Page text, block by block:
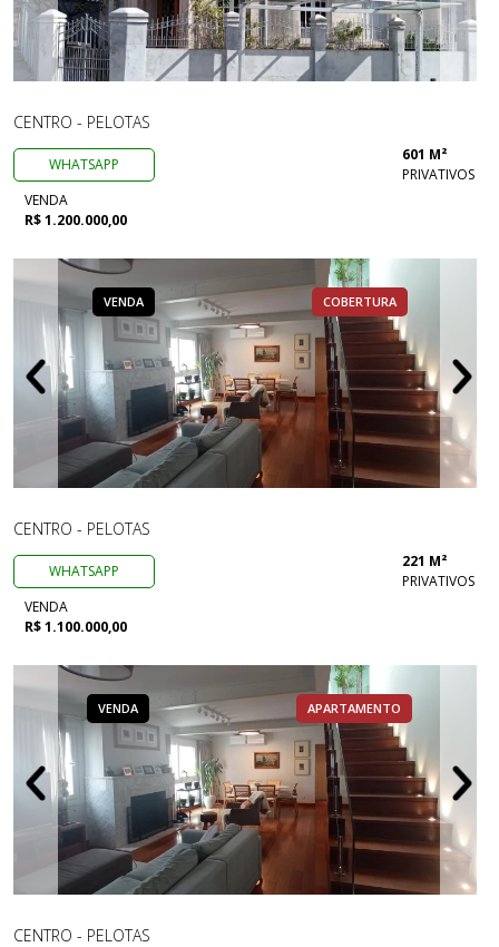
CENTRO - PELOTAS
WHATSAPP
601 M²
PRIVATIVOS
VENDA
R$ 1.200.000,00
VENDA COBERTURA
CENTRO - PELOTAS
WHATSAPP
221 M²
PRIVATIVOS
VENDA
R$ 1.100.000,00
VENDA APARTAMENTO
CENTRO - PELOTAS